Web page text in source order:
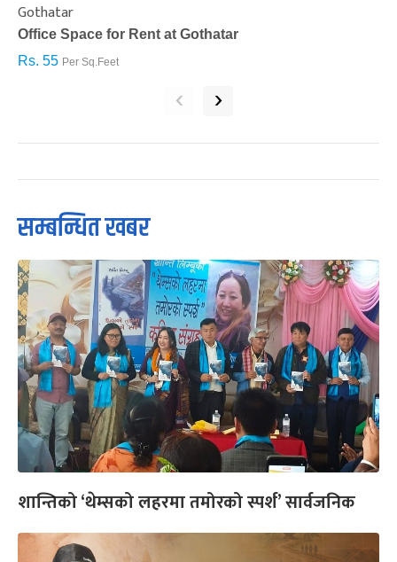
Gothatar
Office Space for Rent at Gothatar
Rs. 55 Per Sq.Feet
‹ ›
सम्बन्धित खबर
शान्तिको ‘थेम्सको लहरमा तमोरको स्पर्श’ सार्वजनिक